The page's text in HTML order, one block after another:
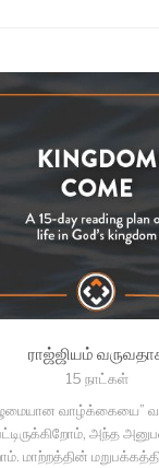
ராஜ்ஜியம்
15 நாட்கள்
வாழ்க்கையை”
அந்த
மாற்றத்தின்